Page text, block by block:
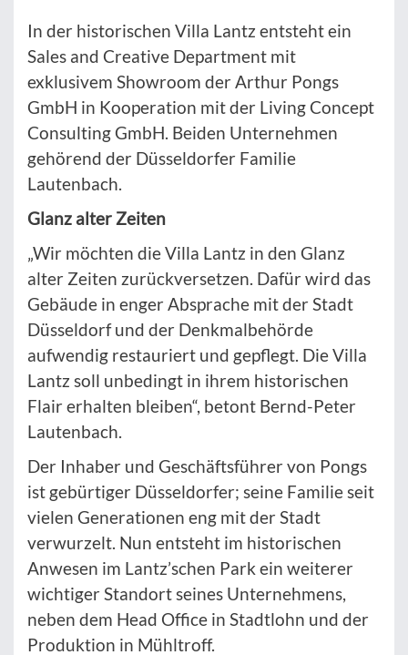
In der historischen Villa Lantz entsteht ein
Sales and Creative Department mit
exklusivem Showroom der Arthur Pongs
GmbH in Kooperation mit der Living Concept
Consulting GmbH. Beiden Unternehmen
gehörend der Düsseldorfer Familie
Lautenbach.
Glanz alter Zeiten
„Wir möchten die Villa Lantz in den Glanz
alter Zeiten zurückversetzen. Dafür wird das
Gebäude in enger Absprache mit der Stadt
Düsseldorf und der Denkmalbehörde
aufwendig restauriert und gepflegt. Die Villa
Lantz soll unbedingt in ihrem historischen
Flair erhalten bleiben“, betont Bernd-Peter
Lautenbach.
Der Inhaber und Geschäftsführer von Pongs
ist gebürtiger Düsseldorfer; seine Familie seit
vielen Generationen eng mit der Stadt
verwurzelt. Nun entsteht im historischen
Anwesen im Lantz’schen Park ein weiterer
wichtiger Standort seines Unternehmens,
neben dem Head Office in Stadtlohn und der
Produktion in Mühltroff.